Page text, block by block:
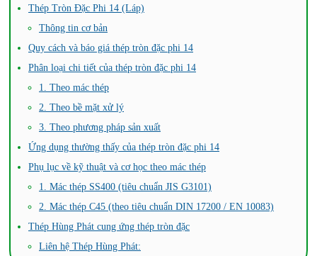
Thép Tròn Đặc Phi 14 (Láp)
Thông tin cơ bản
Quy cách và báo giá thép tròn đặc phi 14
Phân loại chi tiết của thép tròn đặc phi 14
1. Theo mác thép
2. Theo bề mặt xử lý
3. Theo phương pháp sản xuất
Ứng dụng thường thấy của thép tròn đặc phi 14
Phụ lục về kỹ thuật và cơ học theo mác thép
1. Mác thép SS400 (tiêu chuẩn JIS G3101)
2. Mác thép C45 (theo tiêu chuẩn DIN 17200 / EN 10083)
Thép Hùng Phát cung ứng thép tròn đặc
Liên hệ Thép Hùng Phát: